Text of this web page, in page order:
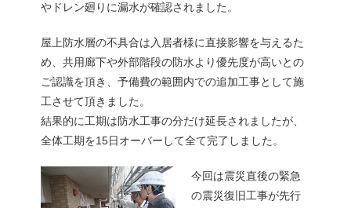
やドレン廻りに漏水が確認されました。
屋上防水層の不具合は入居者様に直接影響を与えるた
め、共用廊下や外部階段の防水より優先度が高いとの
ご認識を頂き、予備費の範囲内での追加工事として施
工させて頂きました。
結果的に工期は防水工事の分だけ延長されましたが、
全体工期を15日オーバーして全て完了しました。
今回は震災直後の緊急
の震災復旧工事が先行